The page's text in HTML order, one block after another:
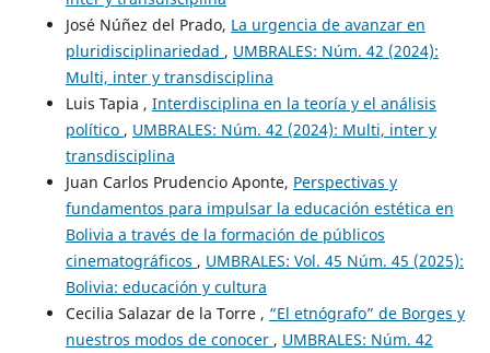
José Núñez del Prado, La urgencia de avanzar en
pluridisciplinariedad , UMBRALES: Núm. 42 (2024):
Multi, inter y transdisciplina
Luis Tapia , Interdisciplina en la teoría y el análisis
político , UMBRALES: Núm. 42 (2024): Multi, inter y
transdisciplina
Juan Carlos Prudencio Aponte, Perspectivas y
fundamentos para impulsar la educación estética en
Bolivia a través de la formación de públicos
cinematográficos , UMBRALES: Vol. 45 Núm. 45 (2025):
Bolivia: educación y cultura
Cecilia Salazar de la Torre , “El etnógrafo” de Borges y
nuestros modos de conocer , UMBRALES: Núm. 42